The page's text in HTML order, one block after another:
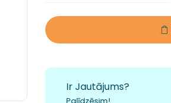
Ir Jautājums?